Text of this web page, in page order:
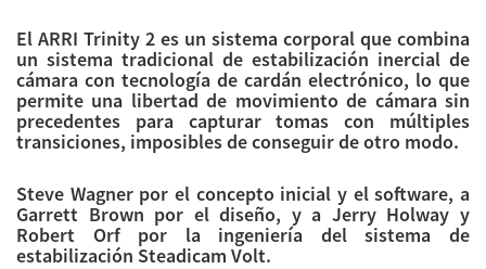
El ARRI Trinity 2 es un sistema corporal que combina
un sistema tradicional de estabilización inercial de
cámara con tecnología de cardán electrónico, lo que
permite una libertad de movimiento de cámara sin
precedentes para capturar tomas con múltiples
transiciones, imposibles de conseguir de otro modo.
Steve Wagner por el concepto inicial y el software, a
Garrett Brown por el diseño, y a Jerry Holway y
Robert Orf por la ingeniería del sistema de
estabilización Steadicam Volt.